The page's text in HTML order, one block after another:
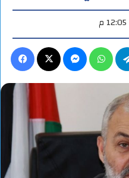
ماسنجر واتساب تيلقرام